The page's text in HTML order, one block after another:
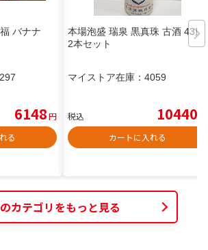
バナナ
6148円
る
本場泡盛 瑞泉 黒真珠 古酒 43度
2本セット
マイストア在庫： 4059
税込 10440
カートに入れる
カテゴリをもっと見る